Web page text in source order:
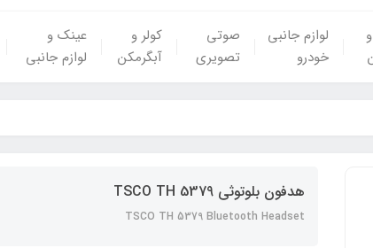
لوازم جانبی
خودرو
صوتی
تصویری
کولر و
آبگرمکن
عینک و
لوازم جانبی
هدفون بلوتوثی TSCO TH 5379
TSCO TH 5379 Bluetooth Headset